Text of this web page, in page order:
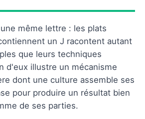
même lettre : les plats
un J racontent autant
que leurs techniques
d'eux illustre un mécanisme
dont une culture assemble ses
pour produire un résultat bien
de ses parties.